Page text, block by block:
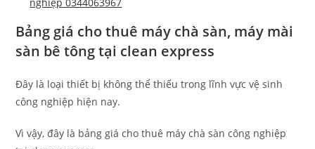
Bảng giá cho thuê máy chà sàn, máy mài
sàn bê tông tại clean express
Đây là loại thiết bị không thể thiếu trong lĩnh vực vệ sinh
công nghiệp hiện nay.
Vì vậy, đây là bảng giá cho thuê máy chà sàn công nghiệp